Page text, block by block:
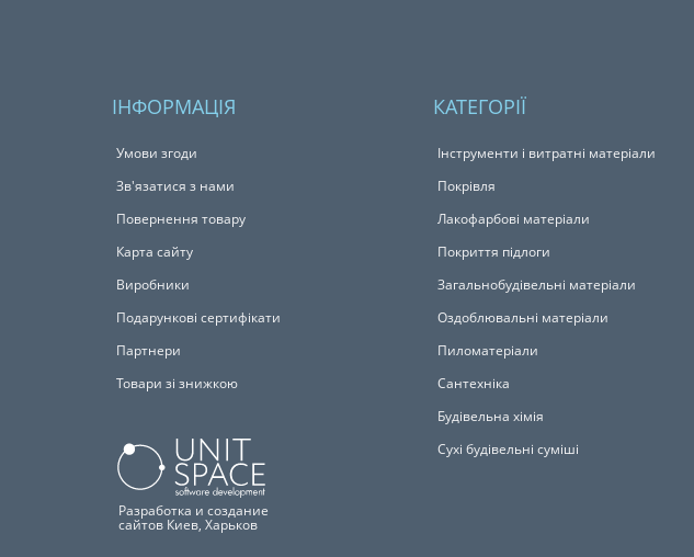
ІНФОРМАЦІЯ
Умови згоди
Зв'язатися з нами
Повернення товару
Карта сайту
Виробники
Подарункові сертифікати
Партнери
Товари зі знижкою
Разработка и создание
сайтов Киев, Харьков
КАТЕГОРІЇ
Інструменти і витратні матеріали
Покрівля
Лакофарбові матеріали
Покриття підлоги
Загальнобудівельні матеріали
Оздоблювальні матеріали
Пиломатеріали
Сантехніка
Будівельна хімія
Сухі будівельні суміші